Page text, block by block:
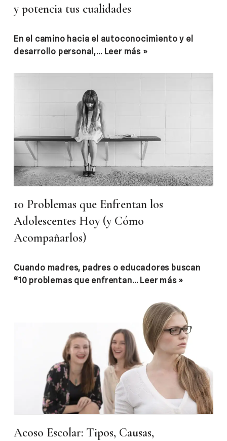
y potencia tus cualidades
En el camino hacia el autoconocimiento y el
desarrollo personal,… Leer más »
10 Problemas que Enfrentan los
Adolescentes Hoy (y Cómo
Acompañarlos)
Cuando madres, padres o educadores buscan
“10 problemas que enfrentan… Leer más »
Acoso Escolar: Tipos, Causas,